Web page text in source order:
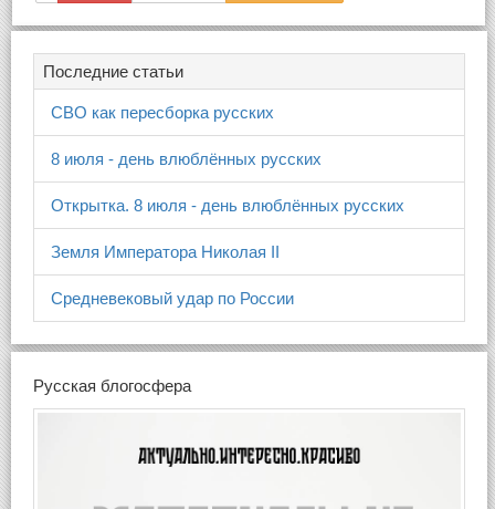
Последние статьи
СВО как пересборка русских
8 июля - день влюблённых русских
Открытка. 8 июля - день влюблённых русских
Земля Императора Николая II
Средневековый удар по России
Русская блогосфера